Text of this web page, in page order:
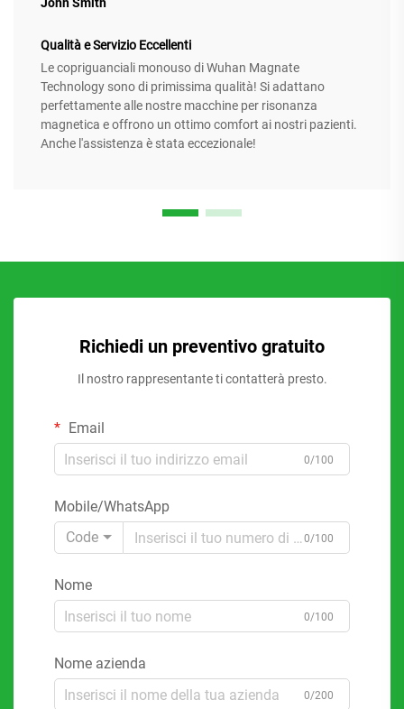
Qualità e Servizio Eccellenti
Le copriguanciali monouso di Wuhan Magnate
Technology sono di primissima qualità! Si adattano
perfettamente alle nostre macchine per risonanza
magnetica e offrono un ottimo comfort ai nostri pazienti.
Anche l'assistenza è stata eccezionale!
Richiedi un preventivo gratuito
Il nostro rappresentante ti contatterà presto.
Email
0/100
Mobile/WhatsApp
Code
0/100
Nome
0/100
Nome azienda
0/200